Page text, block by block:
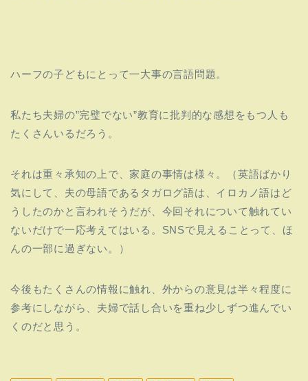
ハーフの子どもにとって一大事の言語問題。
私たち夫婦の”完璧でない”教育に批判的な感想をもつ人も
たくさんいるだろ う。
それは重々承知の上で、家庭の事情は様々。（英語ばかり
気にして、 夫の母語であるタガログ語は、 イロカノ語はど
うしたのかと言われそうだが、今回それについて触れてい
ないだけで一応考えてはいる。SNSで 見えることって、ほ
んの一部に過ぎない。）
今後もたくさんの情報に触れ、外からの意見は半々程度に
参考にしながら、夫婦で話し合いを重ね少しずつ進んでい
くのだと思う。